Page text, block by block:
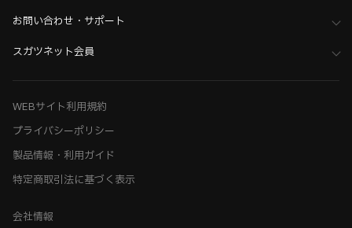
お問い合わせ・サポート
スガツネット会員
WEBサイト利用規約
プライバシーポリシー
製品情報・利用ガイド
特定商取引法に基づく表示
会社情報